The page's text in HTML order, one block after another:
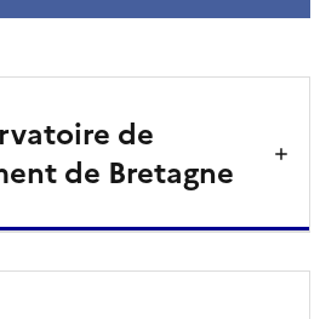
de
de Bretagne